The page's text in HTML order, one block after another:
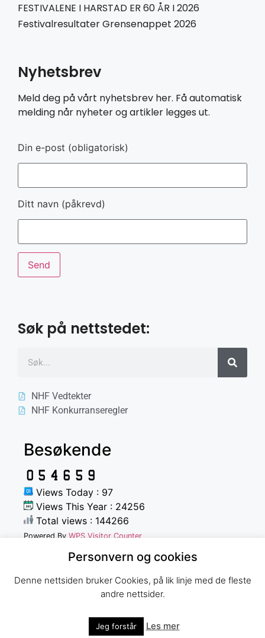
FESTIVALENE I HARSTAD ER 60 ÅR I 2026
Festivalresultater Grensenappet 2026
Nyhetsbrev
Meld deg på vårt nyhetsbrev her. Få automatisk
melding når nyheter og artikler legges ut.
Din e-post (obligatorisk)
Ditt navn (påkrevd)
Søk på nettstedet:
NHF Vedtekter
NHF Konkurranseregler
Besøkende
Views Today : 97
Views This Year : 24256
Total views : 144266
Powered By WPS Visitor Counter
Norges Havfiskeforbund
Personvern og cookies
Denne nettsiden bruker Cookies, på lik linje med de fleste
andre nettsider.
Jeg forstår Les mer